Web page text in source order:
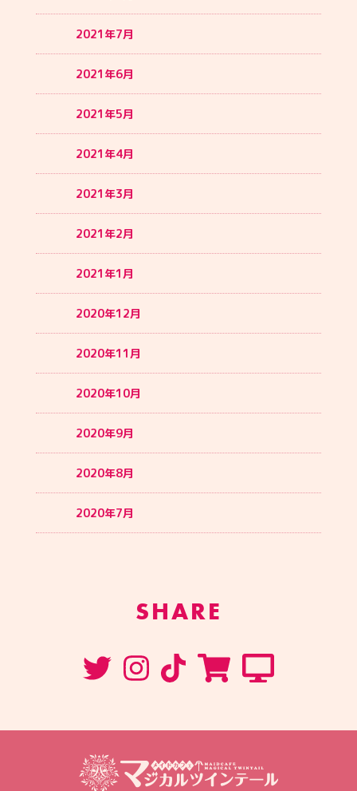
2021年7月
2021年6月
2021年5月
2021年4月
2021年3月
2021年2月
2021年1月
2020年12月
2020年11月
2020年10月
2020年9月
2020年8月
2020年7月
SHARE